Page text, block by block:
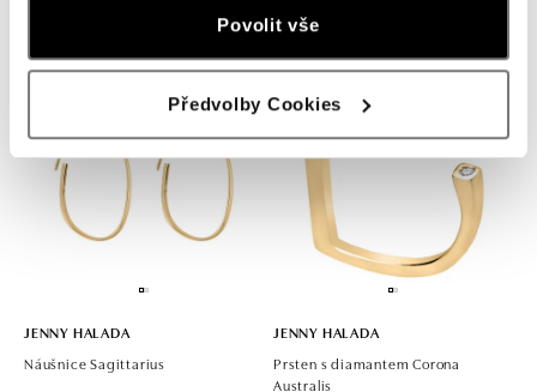
Povolit vše
Předvolby Cookies
od 1 790 €
JENNY HALADA
Náušnice Sagittarius
JENNY HALADA
Prsten s diamantem Corona
Australis